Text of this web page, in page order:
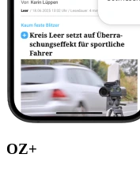
OZ+